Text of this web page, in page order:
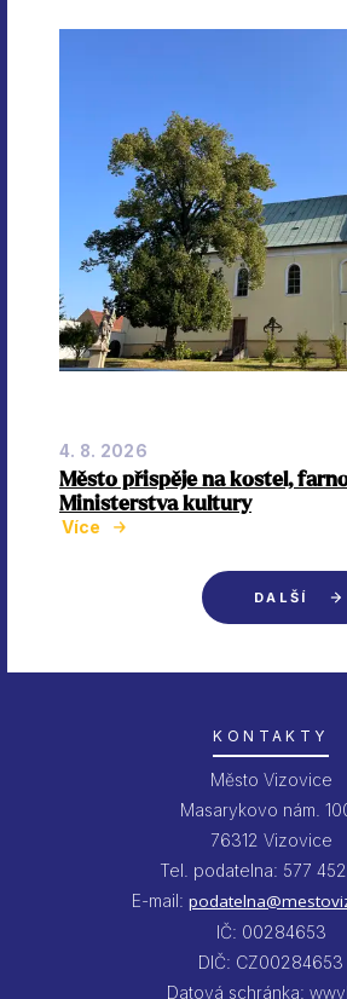
4. 8. 2026
Město přispěje na kostel,
Ministerstva kultury
Více
DALŠÍ
KONTAKTY
Město Vizovice
Masarykovo nám.
76312 Vizovice
Tel. podatelna: 577
E-mail:
IČ: 00284653
DIČ: CZ00284653
Datová schránka: